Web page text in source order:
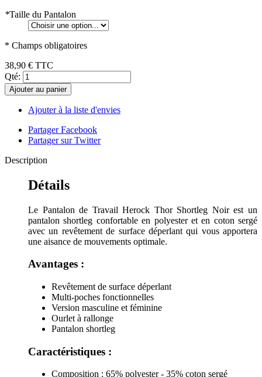
*Taille du Pantalon
* Champs obligatoires
38,90 € TTC
Qté:
Ajouter au panier
Ajouter à la liste d'envies
Partager Facebook
Partager sur Twitter
Description
Détails
Le Pantalon de Travail Herock Thor Shortleg Noir est un
pantalon shortleg confortable en polyester et en coton sergé
avec un revêtement de surface déperlant qui vous apportera
une aisance de mouvements optimale.
Avantages :
Revêtement de surface déperlant
Multi-poches fonctionnelles
Version masculine et féminine
Ourlet à rallonge
Pantalon shortleg
Caractéristiques :
Composition : 65% polyester - 35% coton sergé